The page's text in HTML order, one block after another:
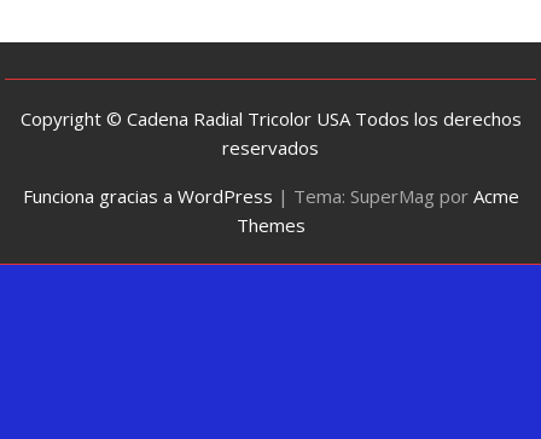
Copyright © Cadena Radial Tricolor USA Todos los derechos
reservados
Funciona gracias a WordPress | Tema: SuperMag por Acme
Themes